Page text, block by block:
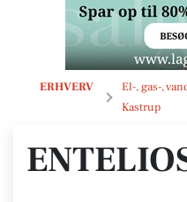
ERHVERV
El-, gas-,
Kastrup
Entelios ApS